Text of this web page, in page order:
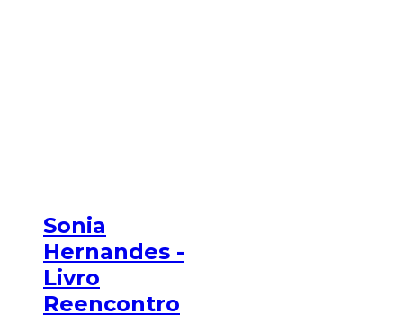
Sonia
Hernandes -
Livro
Reencontro